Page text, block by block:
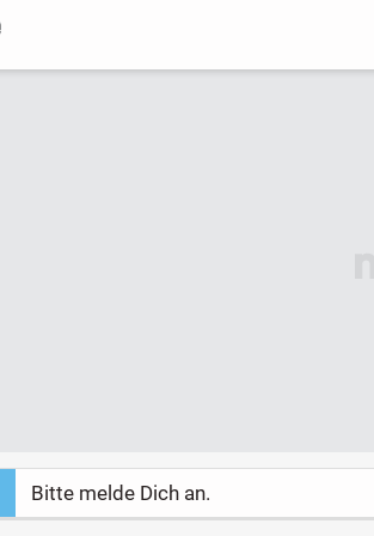
Bitte melde Dich an.